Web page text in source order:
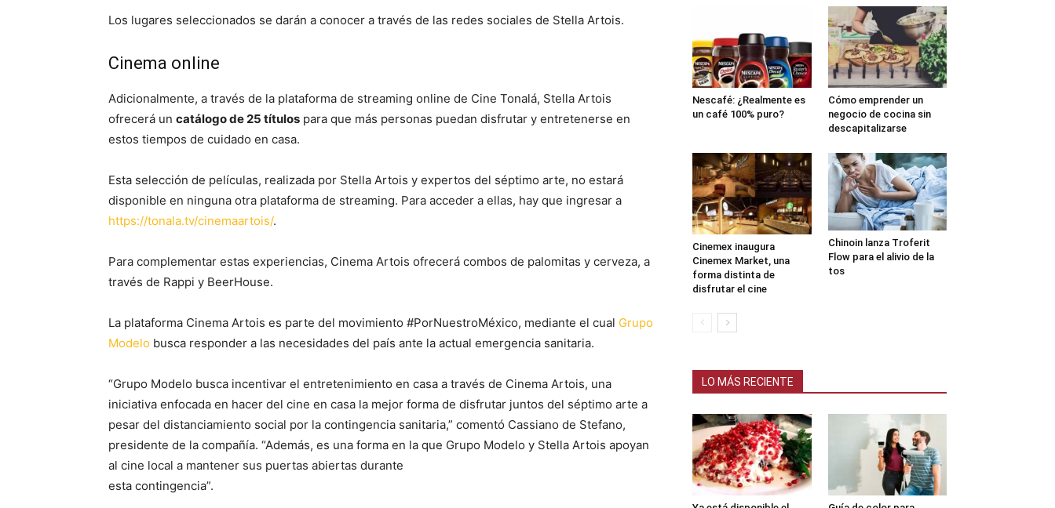
Los lugares seleccionados se darán a conocer a través de las redes sociales de Stella Artois.
Cinema online
Adicionalmente, a través de la plataforma de streaming online de Cine Tonalá, Stella Artois
ofrecerá un catálogo de 25 títulos para que más personas puedan disfrutar y entretenerse en
estos tiempos de cuidado en casa.
Esta selección de películas, realizada por Stella Artois y expertos del séptimo arte, no estará
disponible en ninguna otra plataforma de streaming. Para acceder a ellas, hay que ingresar a
https://tonala.tv/cinemaartois/.
Para complementar estas experiencias, Cinema Artois ofrecerá combos de palomitas y cerveza, a
través de Rappi y BeerHouse.
La plataforma Cinema Artois es parte del movimiento #PorNuestroMéxico, mediante el cual Grupo
Modelo busca responder a las necesidades del país ante la actual emergencia sanitaria.
“Grupo Modelo busca incentivar el entretenimiento en casa a través de Cinema Artois, una
iniciativa enfocada en hacer del cine en casa la mejor forma de disfrutar juntos del séptimo arte a
pesar del distanciamiento social por la contingencia sanitaria,” comentó Cassiano de Stefano,
presidente de la compañía. “Además, es una forma en la que Grupo Modelo y Stella Artois apoyan
al cine local a mantener sus puertas abiertas durante
esta contingencia”.
Nescafé: ¿Realmente es
un café 100% puro?
Cómo emprender un
negocio de cocina sin
descapitalizarse
Cinemex inaugura
Cinemex Market, una
forma distinta de
disfrutar el cine
Chinoin lanza Troferit
Flow para el alivio de la
tos
LO MÁS RECIENTE